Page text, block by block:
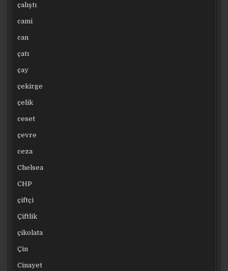
çalıştı
cami
can
çatı
çay
çekirge
çelik
ceset
çevre
ceza
Chelsea
CHP
çiftçi
Çiftlik
çikolata
Çin
Cinayet